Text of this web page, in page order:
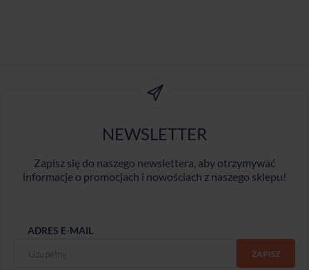
NEWSLETTER
Zapisz się do naszego newslettera, aby otrzymywać
informacje o promocjach i nowościach z naszego sklepu!
ADRES E-MAIL